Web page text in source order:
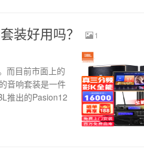
装好用吗？
1
而目前市面上的
音响套装是一件
推出的Pasion12